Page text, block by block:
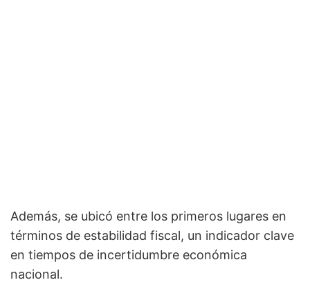
Además, se ubicó entre los primeros lugares en
términos de estabilidad fiscal, un indicador clave
en tiempos de incertidumbre económica
nacional.